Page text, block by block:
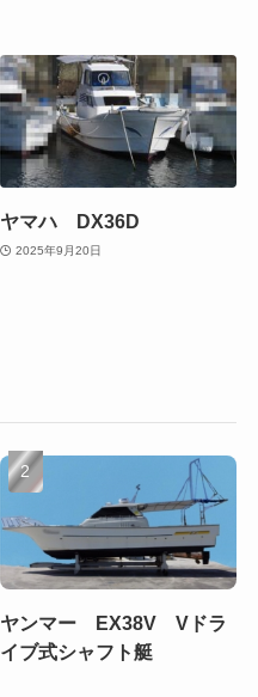
ヤマハ DX36D
2025年9月20日
ヤンマー EX38V Vドラ
イブ式シャフト艇